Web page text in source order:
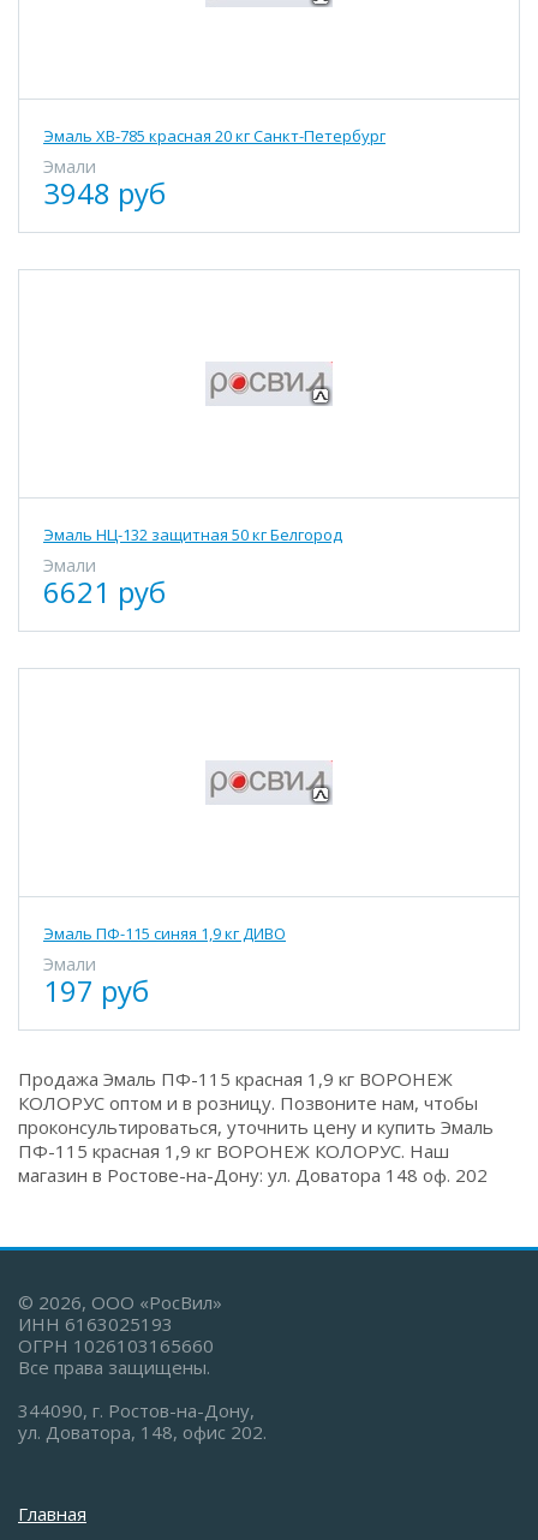
Эмаль ХВ-785 красная 20 кг Санкт-Петербург
Эмали
3948 руб
Эмаль НЦ-132 защитная 50 кг Белгород
Эмали
6621 руб
Эмаль ПФ-115 синяя 1,9 кг ДИВО
Эмали
197 руб
Продажа Эмаль ПФ-115 красная 1,9 кг ВОРОНЕЖ
КОЛОРУС оптом и в розницу. Позвоните нам, чтобы
проконсультироваться, уточнить цену и купить Эмаль
ПФ-115 красная 1,9 кг ВОРОНЕЖ КОЛОРУС. Наш
магазин в Ростове-на-Дону: ул. Доватора 148 оф. 202
© 2026, ООО «РосВил»
ИНН 6163025193
ОГРН 1026103165660
Все права защищены.
344090, г. Ростов-на-Дону,
ул. Доватора, 148, офис 202.
Главная